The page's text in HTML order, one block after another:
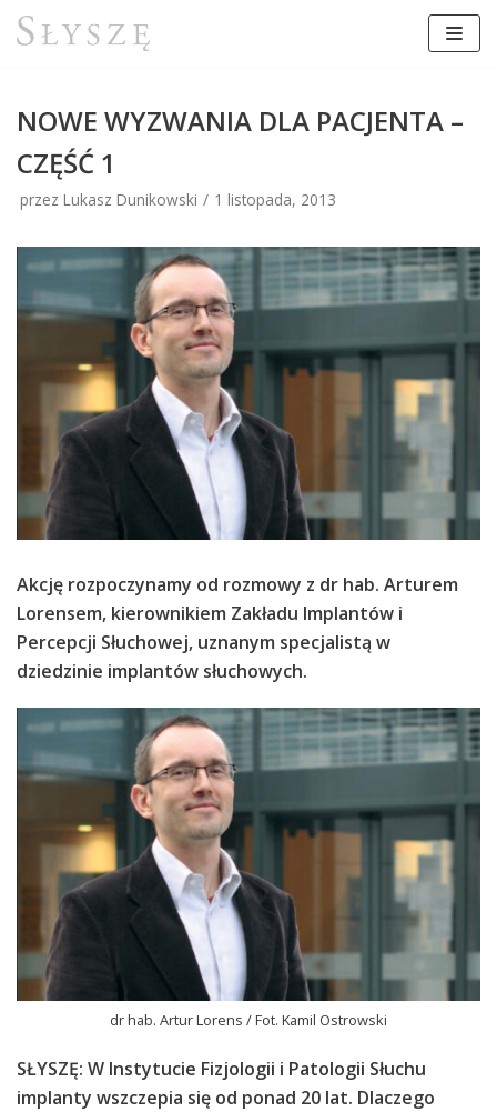
Przejdź
NOWE WYZWANIA DLA PACJENTA –
CZĘŚĆ 1
przez Lukasz Dunikowski 1 listopada, 2013
Akcję rozpoczynamy od rozmowy z dr hab. Arturem
Lorensem, kierownikiem Zakładu Implantów i
Percepcji Słuchowej, uznanym specjalistą w
dziedzinie implantów słuchowych.
dr hab. Artur Lorens / Fot. Kamil Ostrowski
SŁYSZĘ: W Instytucie Fizjologii i Patologii Słuchu
implanty wszczepia się od ponad 20 lat. Dlaczego